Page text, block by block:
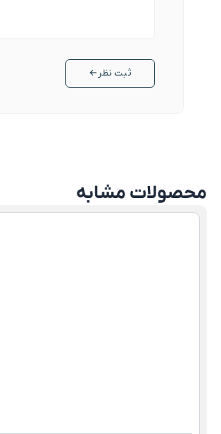
ثبت نظر ←
محصولات مشابه